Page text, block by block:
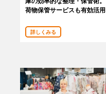
荷物保管サービスも有効活用
詳しくみる